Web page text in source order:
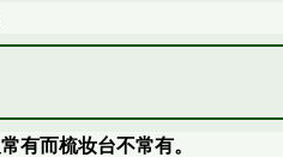
有而梳妆台不常有。